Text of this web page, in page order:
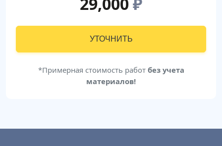
УТОЧНИТЬ
*Примерная стоимость работ без учета
материалов!